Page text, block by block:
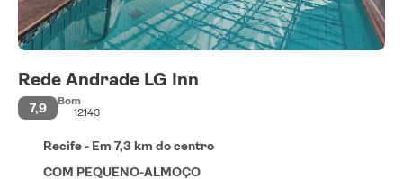
Rede Andrade LG Inn
7,9
Bom
12143
Recife - Em 7,3 km do centro
COM PEQUENO-ALMOÇO